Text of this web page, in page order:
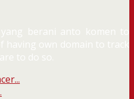
berani anto komen to
having own domain to track
to do so.